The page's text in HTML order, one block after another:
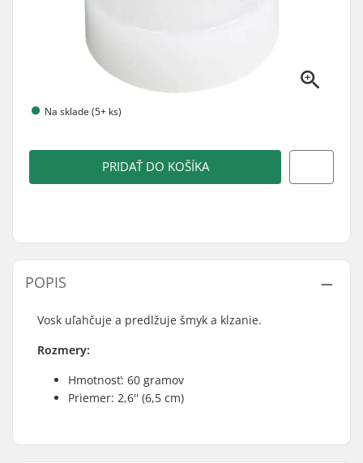
Na sklade (5+ ks)
PRIDAŤ DO KOŠÍKA
POPIS
Vosk uľahčuje a predlžuje šmyk a klzanie.
Rozmery:
Hmotnosť: 60 gramov
Priemer: 2,6'' (6,5 cm)